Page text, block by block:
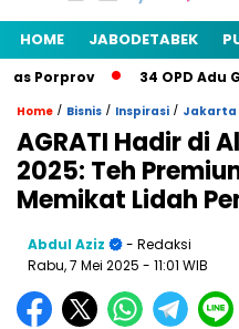
HOME JABODETABEK
Porprov 34 OPD Adu
Home / Bisnis / Inspirasi / Jakarta
AGRATI Hadir di
2025: Teh
Memikat Lidah
Abdul Aziz
- Redaksi
Rabu, 7 Mei 2025 - 11:01 WIB